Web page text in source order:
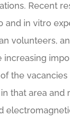
Recent
and in vitro
volunteers,
increasing
the
that area and